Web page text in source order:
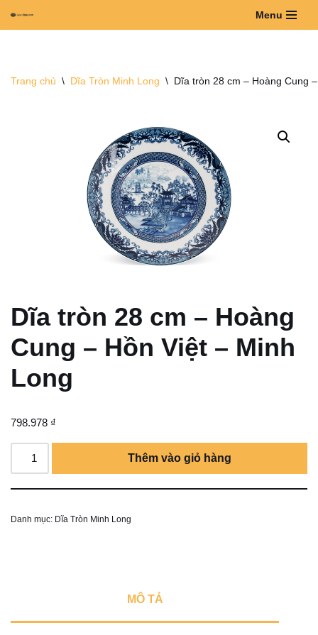
dung
Menu
Trang chủ \ Dĩa Tròn Minh Long \ Dĩa tròn 28 cm – Hoàng Cung
Dĩa tròn 28 cm – Hoàng
Cung – Hồn Việt – Minh
Long
798.978 ₫
Thêm vào giỏ hàng
Danh mục: Dĩa Tròn Minh Long
MÔ TẢ